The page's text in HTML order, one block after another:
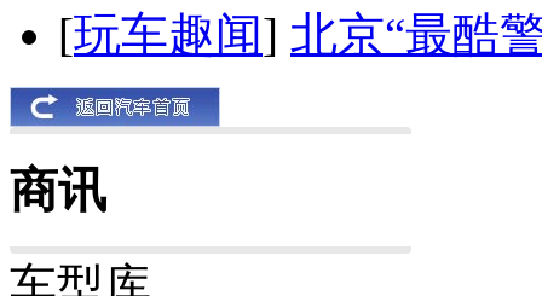
[玩车趣闻] 北京“最酷
商讯
车型库